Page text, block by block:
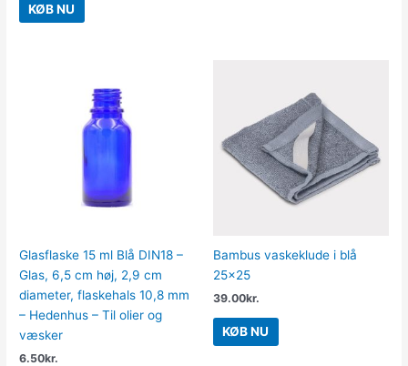
KØB NU
Glasflaske 15 ml Blå DIN18 –
Glas, 6,5 cm høj, 2,9 cm
diameter, flaskehals 10,8 mm
– Hedenhus – Til olier og
væsker
6.50kr.
Bambus vaskeklude i blå
25×25
39.00kr.
KØB NU